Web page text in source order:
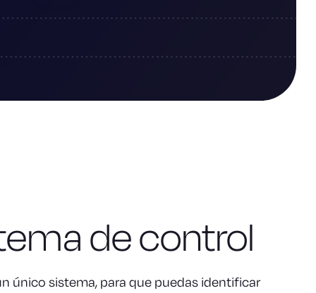
de control
único sistema, para que puedas identificar